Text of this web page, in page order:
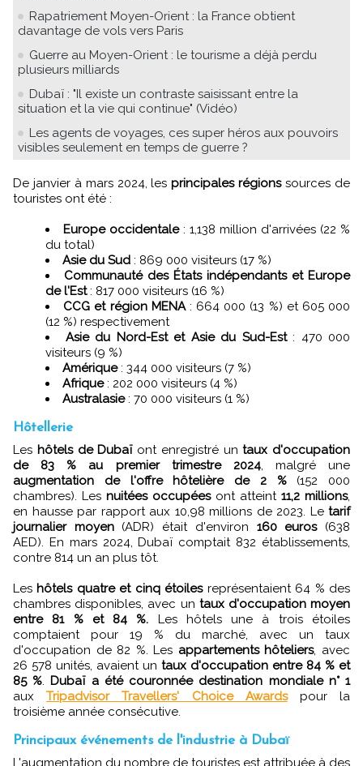
Rapatriement Moyen-Orient : la France obtient
davantage de vols vers Paris
Guerre au Moyen-Orient : le tourisme a déjà perdu
plusieurs milliards
Dubaï : "Il existe un contraste saisissant entre la
situation et la vie qui continue" (Vidéo)
Les agents de voyages, ces super héros aux pouvoirs
visibles seulement en temps de guerre ?
De janvier à mars 2024, lesprincipales régionssources de
touristes ont été :
Europe occidentale: 1,138 million d'arrivées (22 %
du total)
Asie du Sud : 869 000 visiteurs (17 %)
Communauté des États indépendants et Europe
de l'Est: 817 000 visiteurs (16 %)
CCG et région MENA: 664 000 (13 %) et 605 000
(12 %) respectivement
Asie du Nord-Est et Asie du Sud-Est : 470 000
visiteurs (9 %)
Amérique: 344 000 visiteurs (7 %)
Afrique: 202 000 visiteurs (4 %)
Australasie: 70 000 visiteurs (1 %)
Hôtellerie
Les hôtels de Dubaïont enregistré untaux d'occupation
de 83 % au premier trimestre 2024, malgré une
augmentation de l'offre hôtelière de 2 % (152 000
chambres). Les nuitées occupéesont atteint 11,2 millions,
en hausse par rapport aux 10,98 millions de 2023. Le tarif
journalier moyen(ADR) était d'environ 160 euros(638
AED). En mars 2024, Dubaï comptait 832 établissements,
contre 814 un an plus tôt.
Les hôtels quatre et cinq étoilesreprésentaient 64 % des
chambres disponibles, avec un taux d'occupation moyen
entre 81 % et 84 %. Les hôtels une à trois étoiles
comptaient pour 19 % du marché, avec un taux
d'occupation de 82 %. Les appartements hôteliers, avec
26 578 unités, avaient un taux d'occupation entre 84 % et
85 %
Dubaï a été couronnée destination mondiale n° 1
auxTripadvisor Travellers' Choice Awardspour la
troisième année consécutive.
Principaux événements de l'industrie à Dubaï
L'augmentation du nombre de touristes est attribuée à des